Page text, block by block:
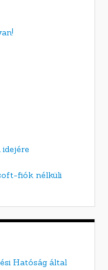
fiók nélküli
Hatóság által